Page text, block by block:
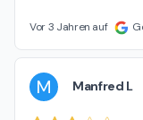
Vor 3 Jahren auf
M Manfred L